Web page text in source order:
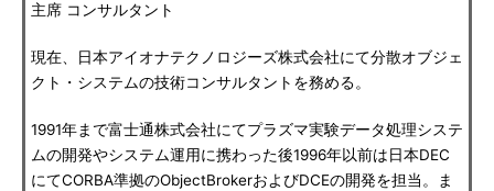
主席 コンサルタント
現在、日本アイオナテクノロジーズ株式会社にて分散オブジェ
クト・システムの技術コンサルタントを務める。
1991年まで富士通株式会社にてプラズマ実験データ処理システ
ムの開発やシステム運用に携わった後1996年以前は日本DEC
にてCORBA準拠のObjectBrokerおよびDCEの開発を担当。ま